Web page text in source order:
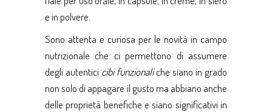
e in polvere.
Sono attenta e curiosa per le novità in campo
nutrizionale che ci permettono di assumere
degli autentici cibi funzionaliche siano in grado
non solo di appagare il gusto ma abbiano anche
delle proprietà benefiche e siano significativi in